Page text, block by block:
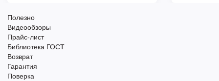
Полезно
Видеообзоры
Прайс-лист
Библиотека ГОСТ
Возврат
Гарантия
Поверка